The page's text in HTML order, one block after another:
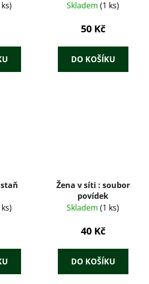
Skladem (1 ks)
50 Kč
DO KOŠÍKU
Žena v síti : soubor
povídek
Skladem (1 ks)
40 Kč
DO KOŠÍKU